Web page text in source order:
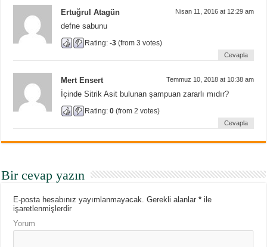
Ertuğrul Atagün Nisan 11, 2016 at 12:29 am
defne sabunu
Rating:-3 (from 3 votes)
Cevapla
Mert Ensert Temmuz 10, 2018 at 10:38 am
İçinde Sitrik Asit bulunan şampuan zararlı mıdır?
Rating:0 (from 2 votes)
Cevapla
Bir cevap yazın
E-posta hesabınız yayımlanmayacak. Gerekli alanlar* ile
işaretlenmişlerdir
Yorum